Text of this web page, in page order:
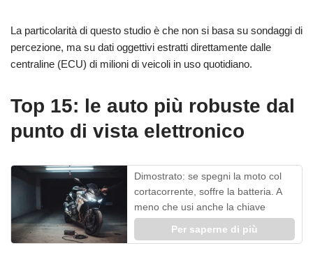
La particolarità di questo studio è che non si basa su sondaggi di
percezione, ma su dati oggettivi estratti direttamente dalle
centraline (ECU) di milioni di veicoli in uso quotidiano.
Top 15: le auto più robuste dal
punto di vista elettronico
Dimostrato: se spegni la moto col
cortacorrente, soffre la batteria. A
meno che usi anche la chiave
Per saperne di più